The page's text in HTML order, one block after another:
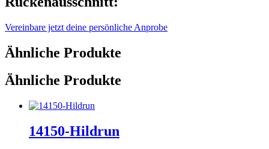
Vereinbare jetzt deine persönliche Anprobe
Ähnliche Produkte
Ähnliche Produkte
14150-Hildrun